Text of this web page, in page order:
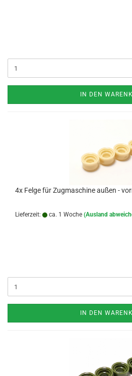
IN DEN
4x Felge für Zugmaschine außen -
Lieferzeit: ca. 1 Woche (Ausland
IN DEN